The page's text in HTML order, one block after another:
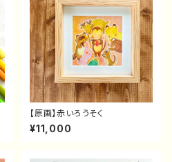
【原画】赤いろうそく
¥11,000